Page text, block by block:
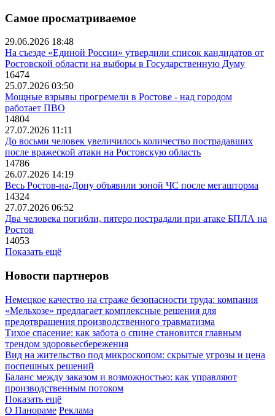
Самое просматриваемое
29.06.2026 18:48
На съезде «Единой России» утвердили список кандидатов от
Ростовской области на выборы в Государственную Думу
16474
25.07.2026 03:50
Мощные взрывы прогремели в Ростове - над городом
работает ПВО
14804
27.07.2026 11:11
До восьми человек увеличилось количество пострадавших
после вражеской атаки на Ростовскую область
14786
26.07.2026 14:19
Весь Ростов-на-Дону объявили зоной ЧС после мегашторма
14324
27.07.2026 06:52
Два человека погибли, пятеро пострадали при атаке БПЛА на
Ростов
14053
Показать ещё
Новости партнеров
Немецкое качество на страже безопасности труда: компания
«Мельхозе» предлагает комплексные решения для
предотвращения производственного травматизма
Тихое спасение: как забота о спине становится главным
трендом здоровьесбережения
Вид на жительство под микроскопом: скрытые угрозы и цена
поспешных решений
Баланс между заказом и возможностью: как управляют
производственным потоком
Показать ещё
О Панораме Реклама